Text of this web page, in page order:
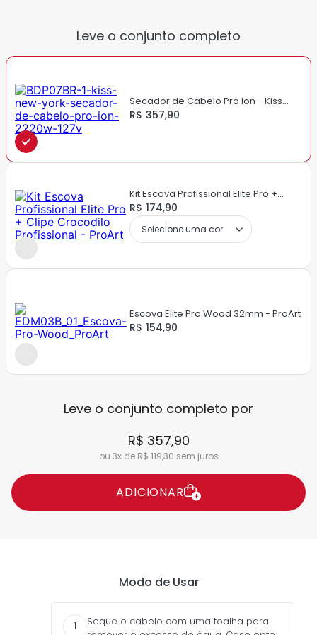
profundidade)Leve o conjunto completo
Secador de Cabelo Pro Ion - Kiss
New York
R$ 357,90
Kit Escova Profissional Elite Pro +
Clipe Crocodilo Profissional - ProArt
R$ 174,90
Escova Elite Pro Wood 32mm - ProArt
R$ 154,90
Leve o conjunto completo por
R$ 357,90
ou 3x de R$ 119,30 sem juros
ADICIONAR
Modo de Usar
1
Seque o cabelo com uma toalha para